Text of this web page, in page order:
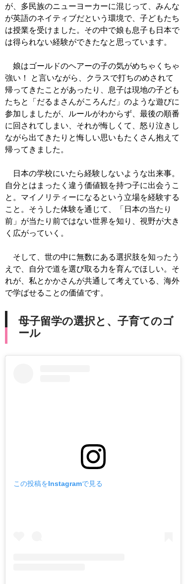
が、多民族のニューヨーカーに混じって、みんな
が英語のネイティブだという環境で、子どもたち
は授業を受けました。その中で娘も息子も日本で
は得られない経験ができたなと思っています。
娘はゴールドのヘアーの子の気がめちゃくちゃ
強い！ と言いながら、クラスで打ちのめされて
帰ってきたことがあったり、息子は現地の子ども
たちと「だるまさんがころんだ」のような遊びに
参加しましたが、ルールがわからず、最後の順番
に回されてしまい、それが悔しくて、怒り泣きし
ながら出てきたりと悔しい思いもたくさん抱えて
帰ってきました。
日本の学校にいたら経験しないような出来事。
自分とはまったく違う価値観を持つ子に出会うこ
と。マイノリティーになるという立場を経験する
こと。そうした体験を通じて、「日本の当たり
前」が当たり前ではない世界を知り、視野が大き
く広がっていく。
そして、世の中に無数にある選択肢を知ったう
えで、自分で道を選び取る力を育んでほしい。そ
れが、私とかかさんが共通して考えている、海外
で学ばせることの価値です。
母子留学の選択と、子育てのゴ
ール
この投稿をInstagramで見る